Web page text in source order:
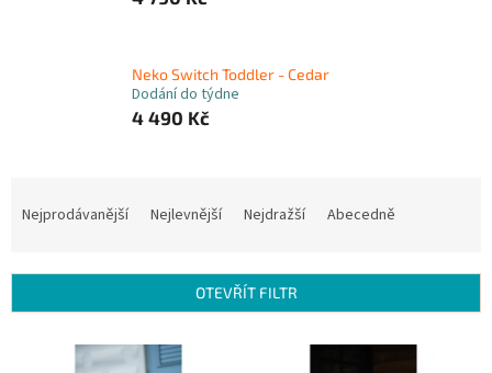
Neko Switch Toddler - Cedar
Dodání do týdne
4 490 Kč
í
Nejprodávanější Nejlevnější Nejdražší Abecedně
OTEVŘÍT FILTR